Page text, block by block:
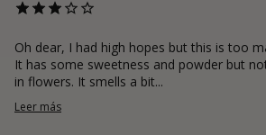
Oh dear, I had high hopes but this is too
It has some sweetness and powder but
in flowers. It smells a bit...
Leer más